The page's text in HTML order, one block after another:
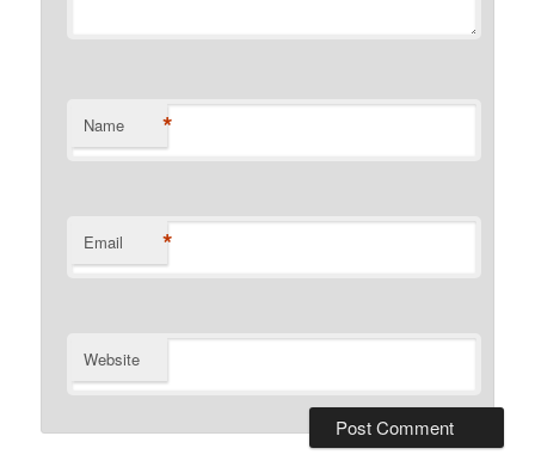
Name *
Email *
Website